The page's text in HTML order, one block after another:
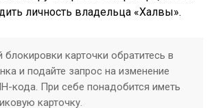
личность владельца «Халвы».
карточки обратитесь в
и подайте запрос на изменение
кода. При себе понадобится иметь
карточку.